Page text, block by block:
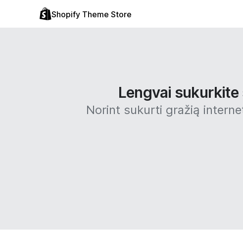
Shopify Theme Store
Lengvai sukurkite
Norint sukurti gražią